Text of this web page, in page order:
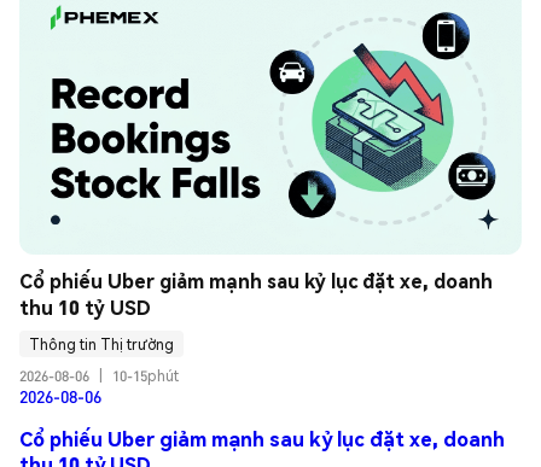
Cổ phiếu Uber giảm mạnh sau kỷ lục đặt xe, doanh
thu 10 tỷ USD
Thông tin Thị trường
2026-08-06
10-15phút
2026-08-06
Cổ phiếu Uber giảm mạnh sau kỷ lục đặt xe, doanh